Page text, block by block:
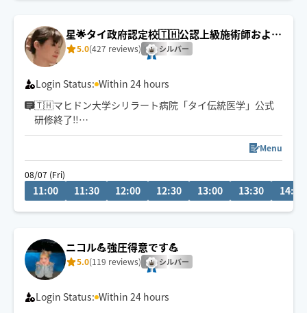
星🌟タイ政府認定校🇹🇭公認上級施術師および
教師
5.0(427 reviews) シルバー
Login Status: Within 24 hours
🇹🇭マヒドン大学シリラート病院「タイ伝統医学」公式
研修終了‼️
タイ伝統医学の医師から治療で行うタイ古式マッサージ
※「施術中」表示がない時ほぐぐ以外で施術している場
合がございます。返信が遅れますが必ず対応しますので
お待ち下さい。
Menu
08/07 (Fri)
11:00 11:30 12:00 12:30 13:00 13:30 14:00
ニコル💪強圧得意です💪
5.0(119 reviews) シルバー
Login Status: Within 24 hours